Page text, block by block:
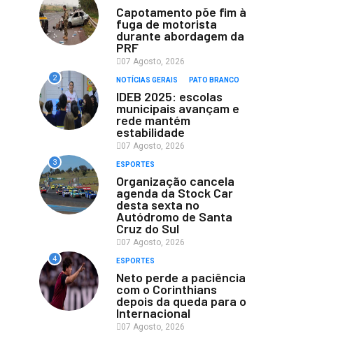
Capotamento põe fim à
fuga de motorista
durante abordagem da
PRF
07 Agosto, 2026
2 NOTÍCIAS GERAIS PATO BRANCO
IDEB 2025: escolas
municipais avançam e
rede mantém
estabilidade
07 Agosto, 2026
3 ESPORTES
Organização cancela
agenda da Stock Car
desta sexta no
Autódromo de Santa
Cruz do Sul
07 Agosto, 2026
4 ESPORTES
Neto perde a paciência
com o Corinthians
depois da queda para o
Internacional
07 Agosto, 2026